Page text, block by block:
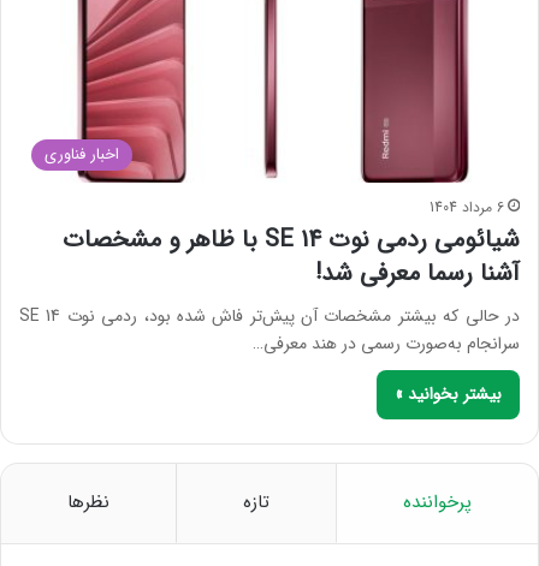
اخبار فناوری
6 مرداد 1404
شیائومی ردمی نوت 14 SE با ظاهر و مشخصات
آشنا رسما معرفی شد!
در حالی که بیشتر مشخصات آن پیش‌تر فاش شده بود، ردمی نوت 14 SE
سرانجام به‌صورت رسمی در هند معرفی…
بیشتر بخوانید »
پرخواننده تازه نظرها